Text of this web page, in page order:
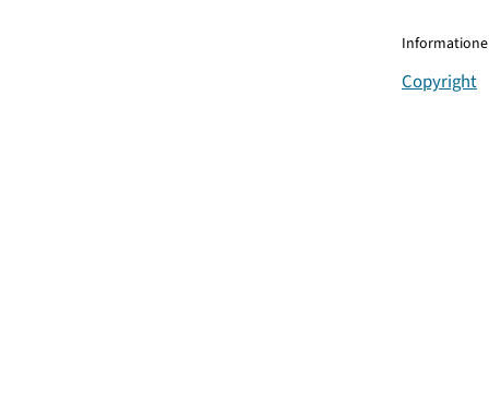
Copyright